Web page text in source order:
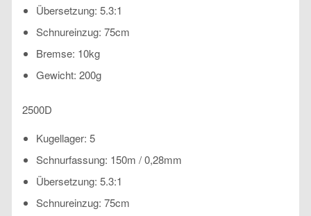
Übersetzung: 5.3:1
Schnureinzug: 75cm
Bremse: 10kg
Gewicht: 200g
2500D
Kugellager: 5
Schnurfassung: 150m / 0,28mm
Übersetzung: 5.3:1
Schnureinzug: 75cm